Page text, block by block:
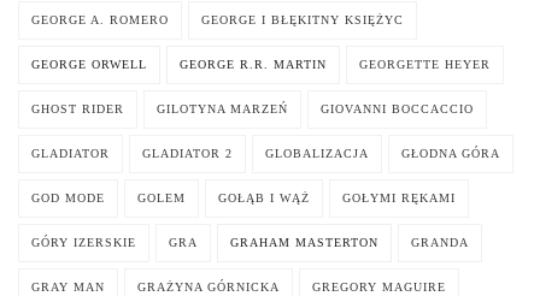
GEORGE A. ROMERO GEORGE I BŁĘKITNY KSIĘŻYC
GEORGE ORWELL GEORGE R.R. MARTIN GEORGETTE HEYER
GHOST RIDER GILOTYNA MARZEŃ GIOVANNI BOCCACCIO
GLADIATOR GLADIATOR 2 GLOBALIZACJA GŁODNA GÓRA
GOD MODE GOLEM GOŁĄB I WĄŻ GOŁYMI RĘKAMI
GÓRY IZERSKIE GRA GRAHAM MASTERTON GRANDA
GRAY MAN GRAŻYNA GÓRNICKA GREGORY MAGUIRE